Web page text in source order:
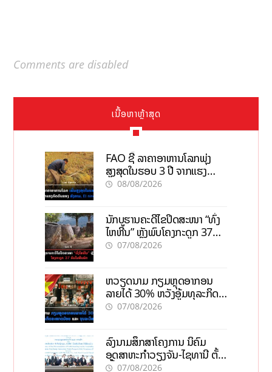
Comments are disabled
ເນື້ອຫາຫຼ້າສຸດ
FAO ຊີ້ ລາຄາອາຫານໂລກພຸ່ງ
ສູງສຸດໃນຮອບ 3 ປີ ຈາກແຮງ
ກົດດັນຂອງສົງຄາມ, El nino
08/08/2026
ນັກບູຮານຄະດີໄຂປິດສະໜາ “ທົ່ງ
ໄຫຫີນ” ຫຼັງພົບໂຄງກະດູກ 37
ຄົນໃນຫີນຍັກ
07/08/2026
ຫວຽດນາມ ກຽມຫຼຸດອາກອນ
ລາຍໄດ້ 30% ຫວັງອູ້ມທຸລະກິດ
ຂະໜາດນ້ອຍ ແລະ ຈຸນລະ
07/08/2026
ລົງນາມສຶກສາໂຄງການ ນິຄົມ
ອຸດສາຫະກຳວຽງຈັນ-ໄຊທານີ ຕັ້ງ
ເປົ້າດຶງທຶນ 150 ລ້ານໂດລາ, ສ້າງ
07/08/2026